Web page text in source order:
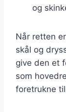
og
Når retten
skål og
give den et
som
foretrukne